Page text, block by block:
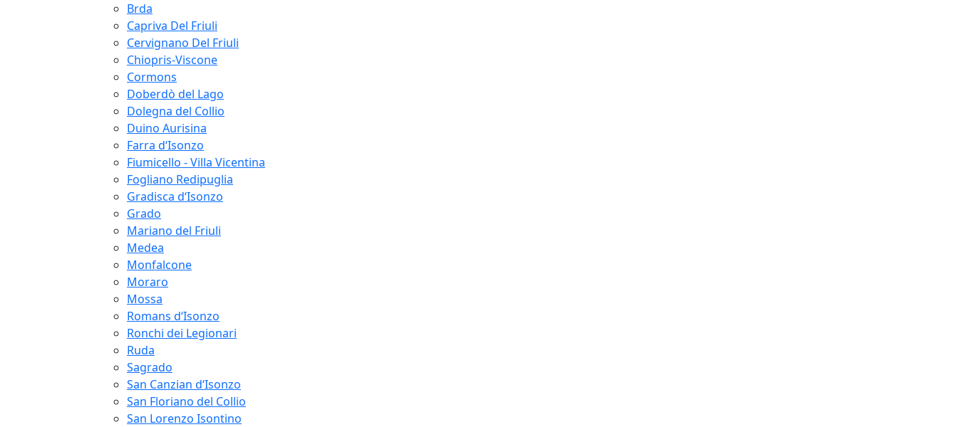
Brda
Capriva Del Friuli
Cervignano Del Friuli
Chiopris-Viscone
Cormons
Doberdò del Lago
Dolegna del Collio
Duino Aurisina
Farra d‘Isonzo
Fiumicello - Villa Vicentina
Fogliano Redipuglia
Gradisca d‘Isonzo
Grado
Mariano del Friuli
Medea
Monfalcone
Moraro
Mossa
Romans d‘Isonzo
Ronchi dei Legionari
Ruda
Sagrado
San Canzian d‘Isonzo
San Floriano del Collio
San Lorenzo Isontino